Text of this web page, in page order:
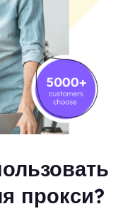
прокси?